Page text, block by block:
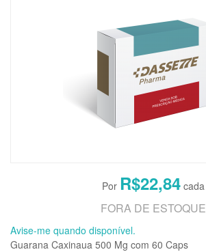
R$22,84
FORA DE ESTOQUE
Avise-me quando disponível.
Guarana Caxinaua 500 Mg com 60 Caps